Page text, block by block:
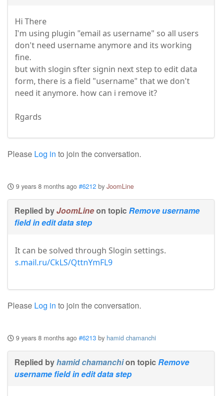
Hi There
I'm using plugin "email as username" so all users
don't need username anymore and its working
fine.
but with slogin sfter signin next step to edit data
form, there is a field "username" that we don't
need it anymore. how can i remove it?
Rgards
Please Log in to join the conversation.
9 years 8 months ago #6212 by JoomLine
Replied byJoomLineon topic Remove username
field in edit data step
It can be solved through Slogin settings.
s.mail.ru/CkLS/QttnYmFL9
Please Log in to join the conversation.
9 years 8 months ago #6213 by hamid chamanchi
Replied byhamid chamanchion topic Remove
username field in edit data step